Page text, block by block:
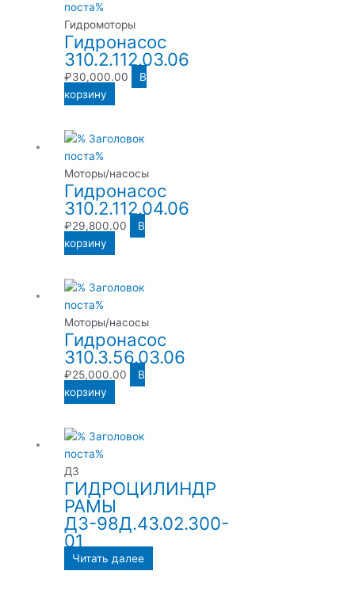
Гидромоторы
Гидронасос
310.2.112.03.06
₽30,000.00
В
корзину
Моторы/насосы
Гидронасос
310.2.112.04.06
₽29,800.00
В
корзину
Моторы/насосы
Гидронасос
310.3.56.03.06
₽25,000.00
В
корзину
ДЗ
ГИДРОЦИЛИНДР
РАМЫ
ДЗ-98Д.43.02.300-
01
Читать далее